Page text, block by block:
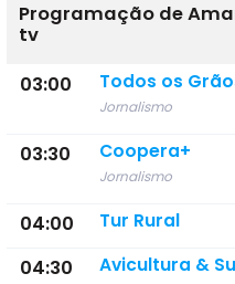
Programação de
tv
03:00
Todos os
Jornalismo
03:30 Coopera+
Jornalismo
04:00 Tur Rural
04:30 Avicultura &